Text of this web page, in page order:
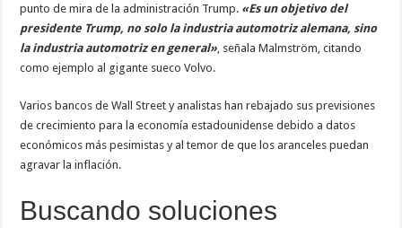
punto de mira de la administración Trump. «Es un objetivo del
presidente Trump, no solo la industria automotriz alemana, sino
la industria automotriz en general» , señala Malmström, citando
como ejemplo al gigante sueco Volvo.
Varios bancos de Wall Street y analistas han rebajado sus previsiones
de crecimiento para la economía estadounidense debido a datos
económicos más pesimistas y al temor de que los aranceles puedan
agravar la inflación.
Buscando soluciones